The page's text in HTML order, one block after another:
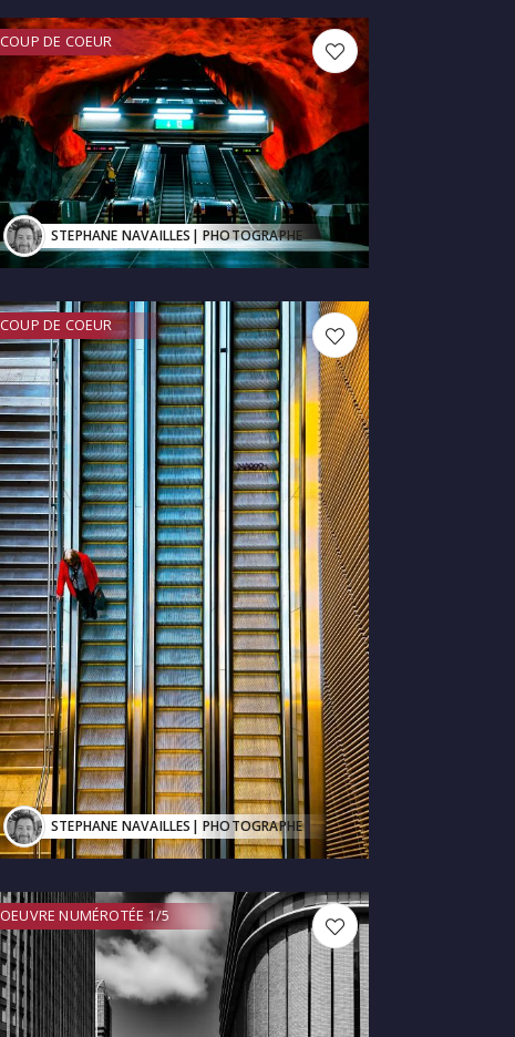
COUP DE COEUR
STEPHANE NAVAILLES | PHOTOGRAPHE
COUP DE COEUR
STEPHANE NAVAILLES | PHOTOGRAPHE
OEUVRE NUMÉROTÉE 1/5